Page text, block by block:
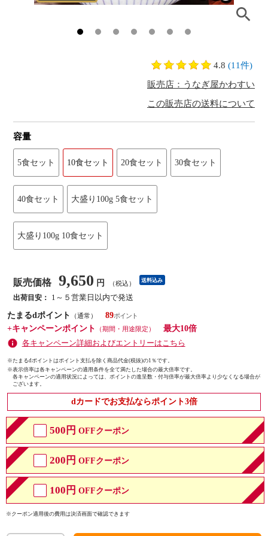
4.8 (11件)
販売店：うなぎ屋かわすい
この販売店の送料について
容量
5食セット 10食セット 20食セット 30食セット
40食セット 大盛り100g 5食セット
大盛り100g 10食セット
販売価格 9,650 円 （税込） 送料込み
出荷目安：
1～５営業日以内で発送
たまるdポイント
（通常）
89
+キャンペーンポイント
（期間・用途限定）
最大10倍
各キャンペーン詳細およびエントリーはこちら
※たまるdポイントはポイント支払を除く商品代金(税抜)の1％です。
※表示倍率は各キャンペーンの適用条件を全て満たした場合の最大倍率です。
各キャンペーンの適用状況によっては、ポイントの進呈数・付与倍率が最大倍率より少なくなる場合が
ございます。
dカードでお支払ならポイント3倍
500円 OFFクーポン
200円 OFFクーポン
100円 OFFクーポン
※クーポン適用後の費用は決済画面で確認できます